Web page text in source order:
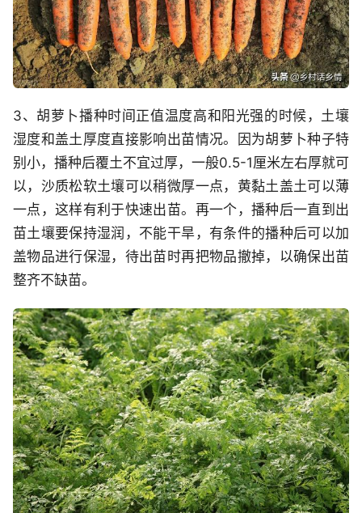
3、胡萝卜播种时间正值温度高和阳光强的时候，土壤
湿度和盖土厚度直接影响出苗情况。因为胡萝卜种子特
别小，播种后覆土不宜过厚，一般0.5-1厘米左右厚就可
以，沙质松软土壤可以稍微厚一点，黄黏土盖土可以薄
一点，这样有利于快速出苗。再一个，播种后一直到出
苗土壤要保持湿润，不能干旱，有条件的播种后可以加
盖物品进行保湿，待出苗时再把物品撤掉，以确保出苗
整齐不缺苗。